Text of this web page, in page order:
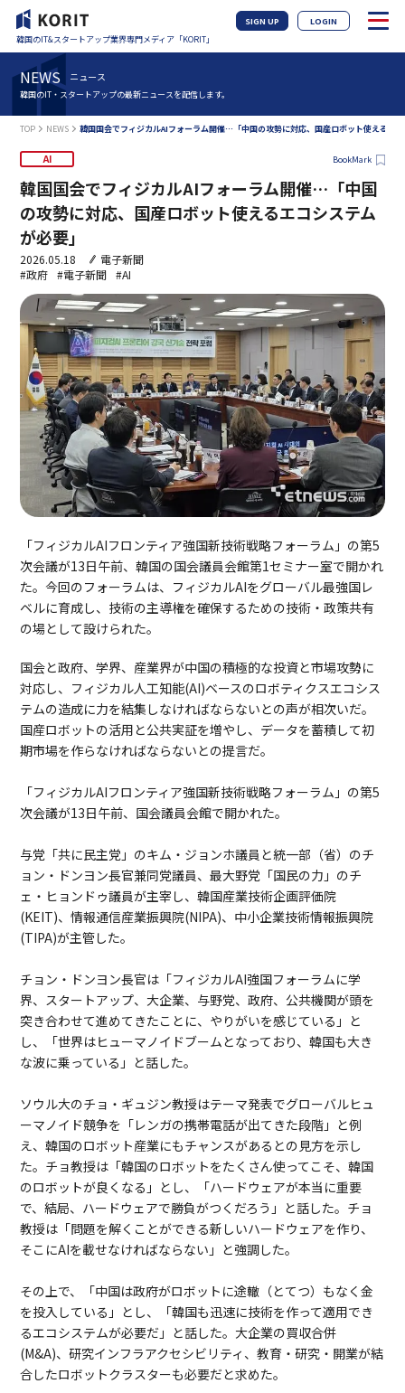
韓国のIT&スタートアップ業界専門メディア「KORIT」
SIGN UP LOGIN
NEWS ニュース
韓国のIT・スタートアップの最新ニュースを配信します。
TOP NEWS 韓国国会でフィジカルAIフォーラム開催…「中国の攻勢に対応、国産ロボット使えるエ
AI BookMark
韓国国会でフィジカルAIフォーラム開催…「中国
の攻勢に対応、国産ロボット使えるエコシステム
が必要」
2026.05.18
電子新聞
#政府
#電子新聞 #AI
「フィジカルAIフロンティア強国新技術戦略フォーラム」の第5
次会議が13日午前、韓国の国会議員会館第1セミナー室で開かれ
た。今回のフォーラムは、フィジカルAIをグローバル最強国レ
ベルに育成し、技術の主導権を確保するための技術・政策共有
の場として設けられた。
国会と政府、学界、産業界が中国の積極的な投資と市場攻勢に
対応し、フィジカル人工知能(AI)ベースのロボティクスエコシス
テムの造成に力を結集しなければならないとの声が相次いだ。
国産ロボットの活用と公共実証を増やし、データを蓄積して初
期市場を作らなければならないとの提言だ。
「フィジカルAIフロンティア強国新技術戦略フォーラム」の第5
次会議が13日午前、国会議員会館で開かれた。
与党「共に民主党」のキム・ジョンホ議員と統一部（省）のチ
ョン・ドンヨン長官兼同党議員、最大野党「国民の力」のチ
ェ・ヒョンドゥ議員が主宰し、韓国産業技術企画評価院
(KEIT)、情報通信産業振興院(NIPA)、中小企業技術情報振興院
(TIPA)が主管した。
チョン・ドンヨン長官は「フィジカルAI強国フォーラムに学
界、スタートアップ、大企業、与野党、政府、公共機関が頭を
突き合わせて進めてきたことに、やりがいを感じている」と
し、「世界はヒューマノイドブームとなっており、韓国も大き
な波に乗っている」と話した。
ソウル大のチョ・ギュジン教授はテーマ発表でグローバルヒュ
ーマノイド競争を「レンガの携帯電話が出てきた段階」と例
え、韓国のロボット産業にもチャンスがあるとの見方を示し
た。チョ教授は「韓国のロボットをたくさん使ってこそ、韓国
のロボットが良くなる」とし、「ハードウェアが本当に重要
で、結局、ハードウェアで勝負がつくだろう」と話した。チョ
教授は「問題を解くことができる新しいハードウェアを作り、
そこにAIを載せなければならない」と強調した。
その上で、「中国は政府がロボットに途轍（とてつ）もなく金
を投入している」とし、「韓国も迅速に技術を作って適用でき
るエコシステムが必要だ」と話した。大企業の買収合併
(M&A)、研究インフラアクセシビリティ、教育・研究・開業が結
合したロボットクラスターも必要だと求めた。